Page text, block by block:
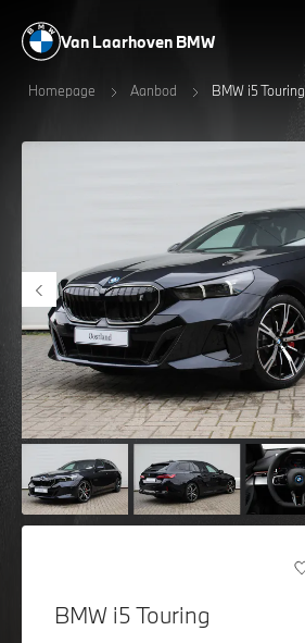
Van Laarhoven BMW
Homepage Aanbod BMW i5 Touring
BMW i5 Touring